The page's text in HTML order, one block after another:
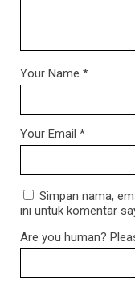
Your Name *
Your Email *
Simpan nama,
ini untuk komentar
Are you human?